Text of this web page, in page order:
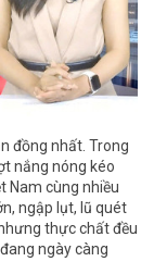
đồng nhất. Trong
nắng nóng kéo
Nam cùng nhiều
ngập lụt, lũ quét
thực chất đều
ngày càng